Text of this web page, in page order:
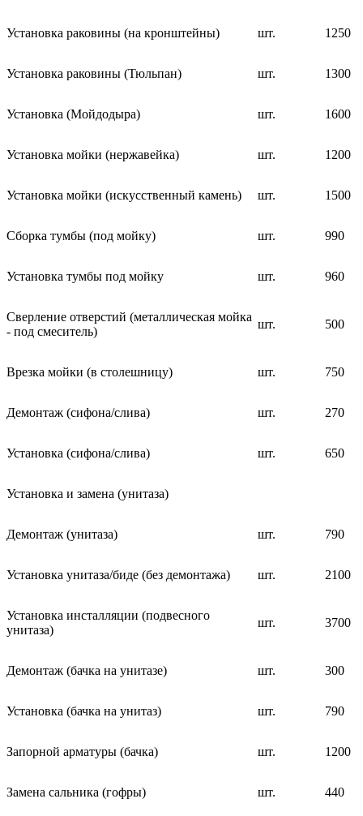
Установка раковины (на кронштейны) шт. 1250
Установка раковины (Тюльпан) шт. 1300
Установка (Мойдодыра) шт. 1600
Установка мойки (нержавейка) шт. 1200
Установка мойки (искусственный камень) шт. 1500
Сборка тумбы (под мойку) шт. 990
Установка тумбы под мойку шт. 960
Сверление отверстий (металлическая мойка
- под смеситель)
шт. 500
Врезка мойки (в столешницу) шт. 750
Демонтаж (сифона/слива) шт. 270
Установка (сифона/слива) шт. 650
Установка и замена (унитаза)
Демонтаж (унитаза) шт. 790
Установка унитаза/биде (без демонтажа) шт. 2100
Установка инсталляции (подвесного
унитаза)
шт. 3700
Демонтаж (бачка на унитазе) шт. 300
Установка (бачка на унитаз) шт. 790
Запорной арматуры (бачка) шт. 1200
Замена сальника (гофры) шт. 440